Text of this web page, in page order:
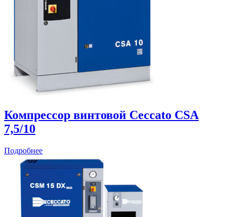
Компрессор винтовой Ceccato CSА
7,5/10
Подробнее